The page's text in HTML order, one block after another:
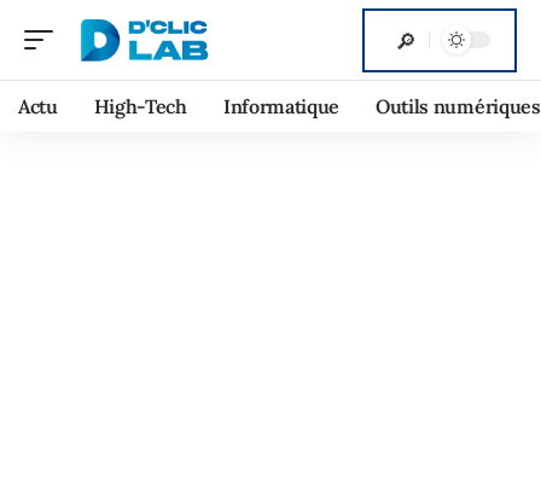
Actu High-Tech Informatique Outils numériques